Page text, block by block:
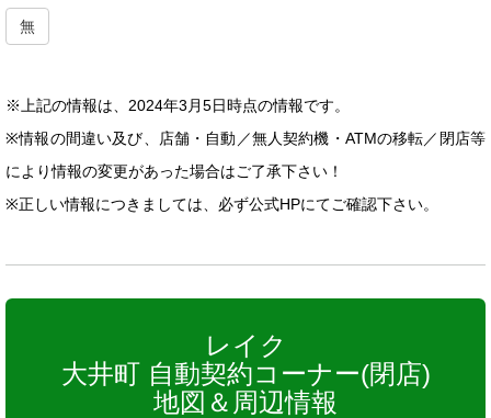
無
※上記の情報は、2024年3月5日時点の情報です。
※情報の間違い及び、店舗・自動／無人契約機・ATMの移転／閉店等
により情報の変更があった場合はご了承下さい！
※正しい情報につきましては、必ず公式HPにてご確認下さい。
レイク
大井町 自動契約コーナー(閉店)
地図＆周辺情報